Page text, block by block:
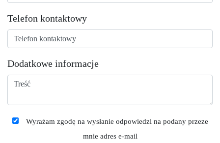
Telefon kontaktowy
Dodatkowe informacje
Wyrażam zgodę na wysłanie odpowiedzi na podany przeze
mnie adres e-mail